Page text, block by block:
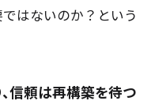
はないのか？という
信頼は再構築を待つ